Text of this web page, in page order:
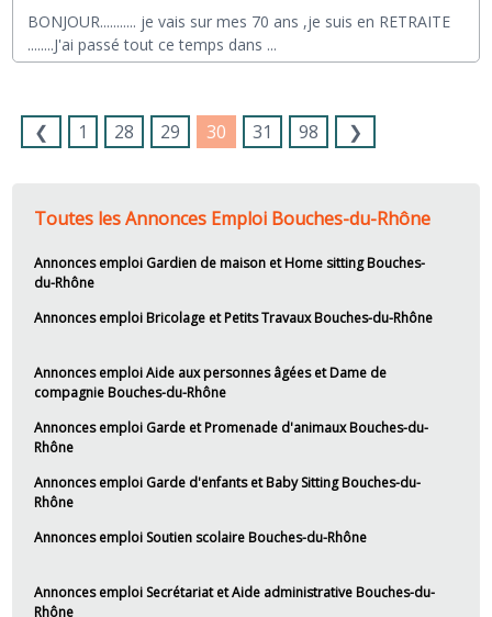
BONJOUR........... je vais sur mes 70 ans ,je suis en RETRAITE
........J'ai passé tout ce temps dans ...
❮ 1 28 29 30 31 98 ❯
Toutes les Annonces Emploi Bouches-du-Rhône
Annonces emploi Gardien de maison et Home sitting Bouches-
du-Rhône
Annonces emploi Bricolage et Petits Travaux Bouches-du-Rhône
Annonces emploi Aide aux personnes âgées et Dame de
compagnie Bouches-du-Rhône
Annonces emploi Garde et Promenade d'animaux Bouches-du-
Rhône
Annonces emploi Garde d'enfants et Baby Sitting Bouches-du-
Rhône
Annonces emploi Soutien scolaire Bouches-du-Rhône
Annonces emploi Secrétariat et Aide administrative Bouches-du-
Rhône